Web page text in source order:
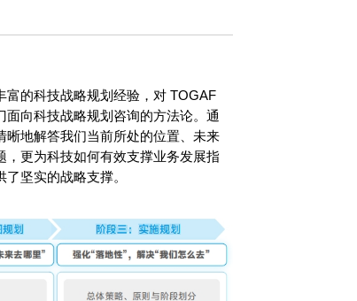
的科技战略规划经验，对 TOGAF
向科技战略规划咨询的方法论。通
地解答我们当前所处的位置、未来
更为科技如何有效支撑业务发展指
坚实的战略支撑。